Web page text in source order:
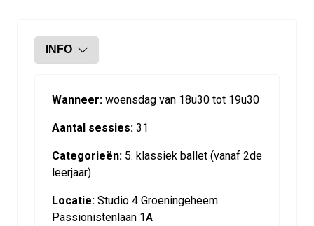
INFO
Wanneer: woensdag van 18u30 tot 19u30
Aantal sessies: 31
Categorieën: 5. klassiek ballet (vanaf 2de
leerjaar)
Locatie: Studio 4 Groeningeheem
Passionistenlaan 1A